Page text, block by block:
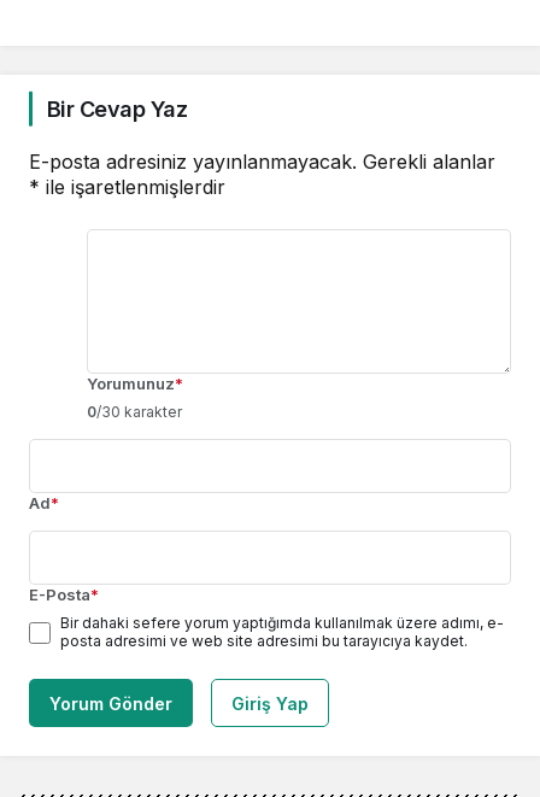
Bir Cevap Yaz
E-posta adresiniz yayınlanmayacak. Gerekli alanlar
* ile işaretlenmişlerdir
Yorumunuz*
0/30 karakter
Ad*
E-Posta*
Bir dahaki sefere yorum yaptığımda kullanılmak üzere adımı, e-
posta adresimi ve web site adresimi bu tarayıcıya kaydet.
Yorum Gönder Giriş Yap